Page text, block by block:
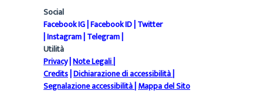
Social
Facebook IG|Facebook ID|Twitter
|Instagram|Telegram|
Utilità
Privacy|Note Legali|
Credits|Dichiarazione di accessibilità|
Segnalazione accessibilità|Mappa del Sito